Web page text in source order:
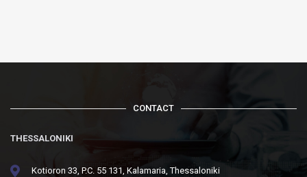
CONTACT
THESSALONIKI
Kotioron 33, P.C. 55 131, Kalamaria, Thessaloniki